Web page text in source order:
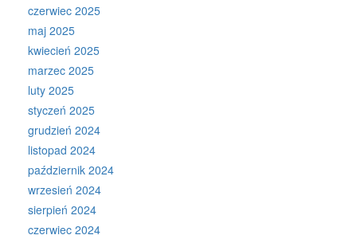
czerwiec 2025
maj 2025
kwiecień 2025
marzec 2025
luty 2025
styczeń 2025
grudzień 2024
listopad 2024
październik 2024
wrzesień 2024
sierpień 2024
czerwiec 2024